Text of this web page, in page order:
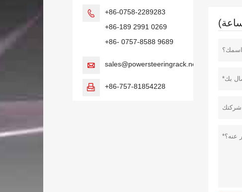

+86-0758-2289283
+86-189 2991 0269
+86- 0757-8588 9689
 sales@powersteeringrack.net
 +86-757-81854228